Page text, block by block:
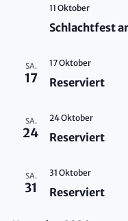
11 Oktober
Schlachtfest
SA.
17
17 Oktober
Reserviert
SA.
24
24 Oktober
Reserviert
SA.
31
31 Oktober
Reserviert